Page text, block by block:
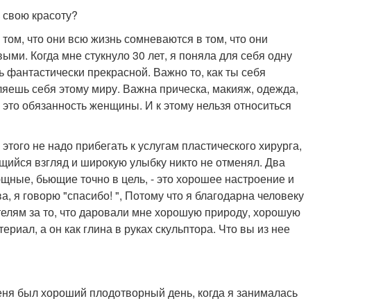
красоту?
что они всю жизнь сомневаются в том, что они
Когда мне стукнуло 30 лет, я поняла для себя одну
прекрасной. Важно то, как ты себя
себя этому миру. Важна прическа, макияж, одежда,
обязанность женщины. И к этому нельзя относиться
не надо прибегать к услугам пластического хирурга,
взгляд и широкую улыбку никто не отменял. Два
бьющие точно в цель, - это хорошее настроение и
я говорю "спасибо! ", Потому что я благодарна человеку
за то, что даровали мне хорошую природу, хорошую
а он как глина в руках скульптора. Что вы из нее
был хороший плодотворный день, когда я занималась